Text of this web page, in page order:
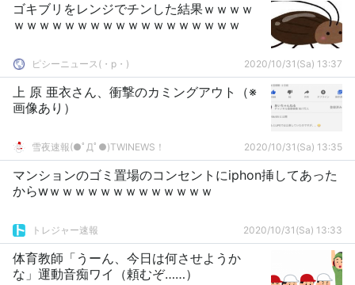
ゴキブリをレンジでチンした結果ｗｗｗｗ
ｗｗｗｗｗｗｗｗｗｗｗｗｗｗｗｗｗｗ
ピシーニュース(・p・)ゞ 2020/10/31(Sa) 13:37
上 原 亜衣さん、衝撃のカミングアウト（※
画像あり）
雪夜速報(●ﾟДﾟ●)TWINEWS！ 2020/10/31(Sa) 13:35
マンションのゴミ置場のコンセントにiphon挿してあった
からwｗｗｗｗｗｗｗｗｗｗｗｗｗ
トレジャー速報 2020/10/31(Sa) 13:33
体育教師「うーん、今日は何させようか
な」運動音痴ワイ（頼むぞ……）